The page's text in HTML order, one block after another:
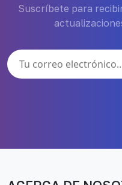
Suscríbete para